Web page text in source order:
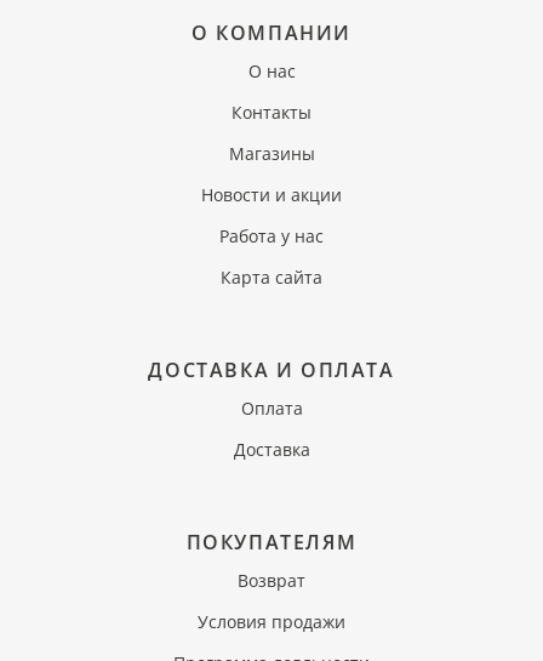
О КОМПАНИИ
О нас
Контакты
Магазины
Новости и акции
Работа у нас
Карта сайта
ДОСТАВКА И ОПЛАТА
Оплата
Доставка
ПОКУПАТЕЛЯМ
Возврат
Условия продажи